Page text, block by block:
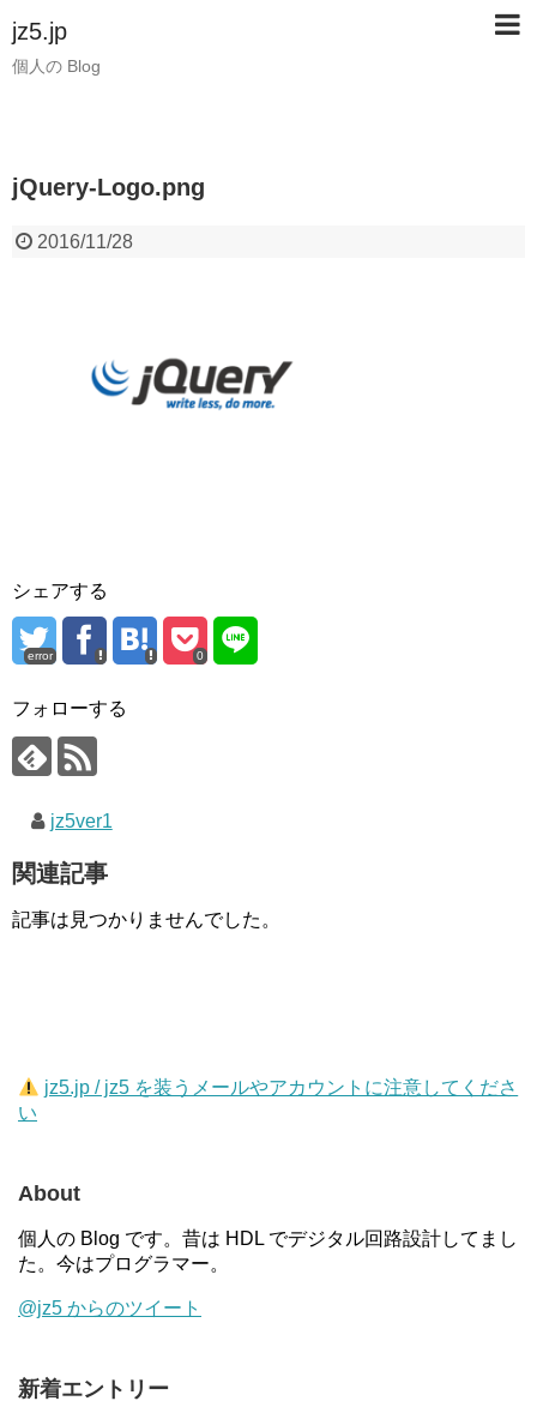
jz5.jp
個人の Blog
jQuery-Logo.png
2016/11/28
シェアする
error 0
フォローする
jz5ver1
関連記事
記事は見つかりませんでした。
jz5.jp / jz5 を装うメールやアカウントに注意してくださ
い
About
個人の Blog です。昔は HDL でデジタル回路設計してまし
た。今はプログラマー。
@jz5 からのツイート
新着エントリー